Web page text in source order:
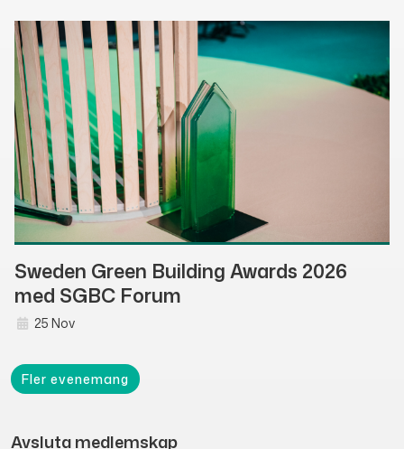
Sweden Green Building Awards 2026
med SGBC Forum
25 Nov
Fler evenemang
Avsluta medlemskap